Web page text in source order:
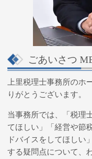
ごあいさつ
上里税理士事務所のホ
りがとうございます。
当事務所では、「 税理
てほしい」「経営や節
ドバイスをしてほしい
する疑問点について、